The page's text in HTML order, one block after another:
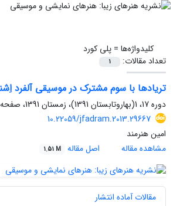
کلیدواژه‌ها =پلی کورد
تعداد مقالات:
1
تریادها با سوم مشترک در موسیقی آلفرد
دوره 17، 1(بهاروتابستان 1391)، زمستان 1391، صفحه
10.22059/jfadram.2013.29667
امین هنرمند
مشاهده مقاله
اصل مقاله 1.51 M
مقالات آماده انتشار